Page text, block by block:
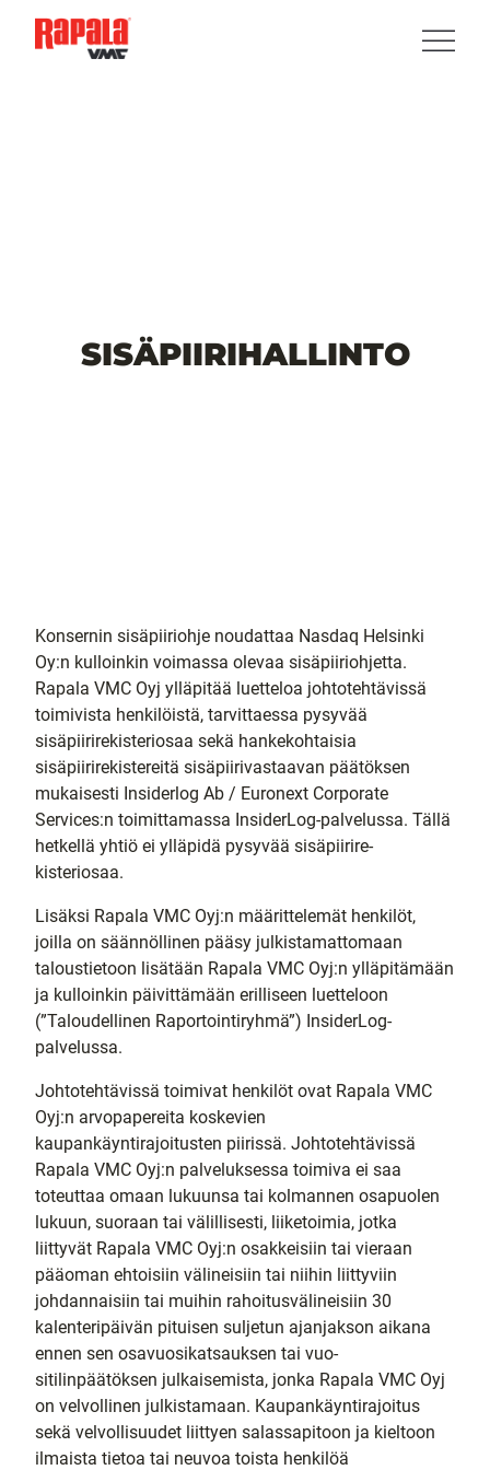
SISÄPIIRIHALLINTO
Konsernin sisäpiiriohje noudattaa Nasdaq Helsinki
Oy:n kulloinkin voimassa olevaa sisäpiiriohjetta.
Rapala VMC Oyj ylläpitää luette­loa johtotehtävissä
toimivista henkilöistä, tarvittaessa pysyvää
sisäpiirirekisteriosaa sekä hankekohtaisia
sisäpiirirekistereitä sisäpiirivastaavan päätöksen
mukaisesti Insiderlog Ab / Euronext Corporate
Services:n toimittamassa InsiderLog-palvelussa. Tällä
hetkellä yhtiö ei ylläpidä pysyvää sisäpiirire­
kisteriosaa.
Lisäksi Rapala VMC Oyj:n määrittelemät henkilöt,
joilla on sään­nöllinen pääsy julkistamattomaan
taloustietoon lisätään Rapala VMC Oyj:n ylläpitämään
ja kulloinkin päivittämään erilliseen luette­loon
(”Taloudellinen Raportointiryhmä”) InsiderLog-
palvelussa.
Johtotehtävissä toimivat henkilöt ovat Rapala VMC
Oyj:n arvo­papereita koskevien
kaupankäyntirajoitusten piirissä. Johtoteh­tävissä
Rapala VMC Oyj:n palveluksessa toimiva ei saa
toteuttaa omaan lukuunsa tai kolmannen osapuolen
lukuun, suoraan tai välillisesti, liiketoimia, jotka
liittyvät Rapala VMC Oyj:n osakkeisiin tai vieraan
pääoman ehtoisiin välineisiin tai niihin liittyviin
johdan­naisiin tai muihin rahoitusvälineisiin 30
kalenteripäivän pituisen suljetun ajanjakson aikana
ennen sen osavuosikatsauksen tai vuo­
sitilinpäätöksen julkaisemista, jonka Rapala VMC Oyj
on velvollinen julkistamaan. Kaupankäyntirajoitus
sekä velvollisuudet liittyen salassapitoon ja kieltoon
ilmaista tietoa tai neuvoa toista henkilöä